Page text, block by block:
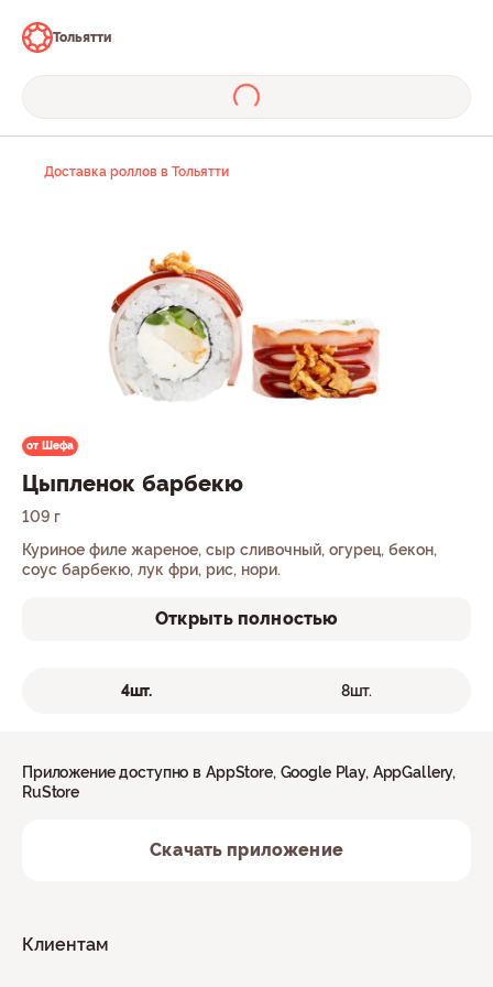
Тольятти
Доставка роллов в Тольятти
от Шефа
Цыпленок барбекю
109 г
Куриное филе жареное, сыр сливочный, огурец, бекон,
соус барбекю, лук фри, рис, нори.
Открыть полностью
4шт. 8шт.
Клиентам
Приложение доступно в AppStore, Google Play, AppGallery,
RuStore
Скачать приложение